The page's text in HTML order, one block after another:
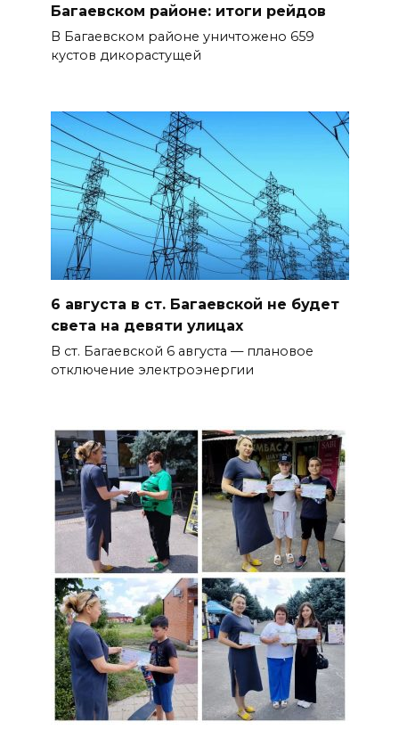
Багаевском районе: итоги рейдов
В Багаевском районе уничтожено 659
кустов дикорастущей
6 августа в ст. Багаевской не будет
света на девяти улицах
В ст. Багаевской 6 августа — плановое
отключение электроэнергии